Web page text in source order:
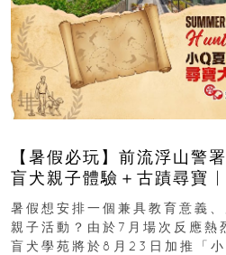
【暑假必玩】前流浮山警
盲犬親子體驗＋古蹟尋
組免費名額
暑假想安排一個兼具教育意義
親子活動？由於7月場次反應熱
盲犬學苑將於8月23日加推「